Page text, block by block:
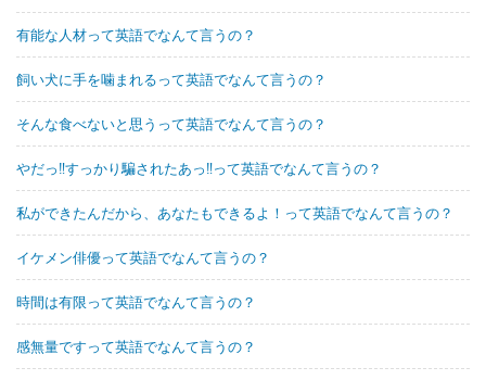
有能な人材って英語でなんて言うの？
飼い犬に手を噛まれるって英語でなんて言うの？
そんな食べないと思うって英語でなんて言うの？
やだっ‼すっかり騙されたあっ‼って英語でなんて言うの？
私ができたんだから、あなたもできるよ！って英語でなんて言うの？
イケメン俳優って英語でなんて言うの？
時間は有限って英語でなんて言うの？
感無量ですって英語でなんて言うの？